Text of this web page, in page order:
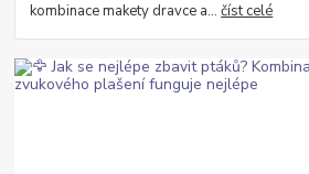
kombinace makety dravce a...číst celé